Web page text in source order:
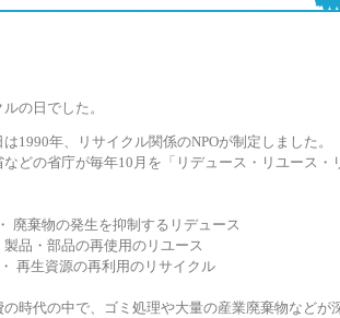
クルの日でした。
は1990年、リサイクル関係のNPOが制定しまし
などの省庁が毎年10月を「リデュース・リユース
・ 廃棄物の発生を抑制するリデュース
製品・部品の再使用のリユース
・ 再生資源の再利用のリサイクル
の時代の中で、ゴミ処理や大量の産業廃棄物などが